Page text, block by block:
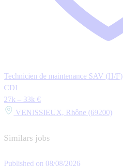
Technicien de maintenance SAV (H/F)
CDI
27k – 33k €
VENISSIEUX, Rhône (69200)
Similars jobs
Published on 08/08/2026